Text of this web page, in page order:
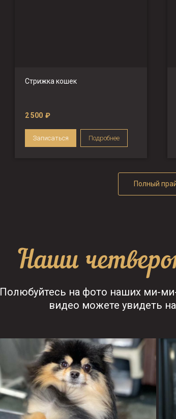
Стрижка кошек
2 500 ₽
Записаться Подробнее
Полный
Наши
Полюбуйтесь на фото наших ми-
видео можете увидеть